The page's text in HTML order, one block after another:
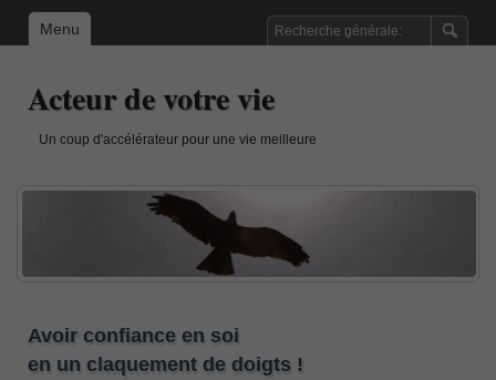
Menu
Acteur de votre vie
Un coup d'accélérateur pour une vie meilleure
Avoir confiance en soi
en un claquement de doigts !